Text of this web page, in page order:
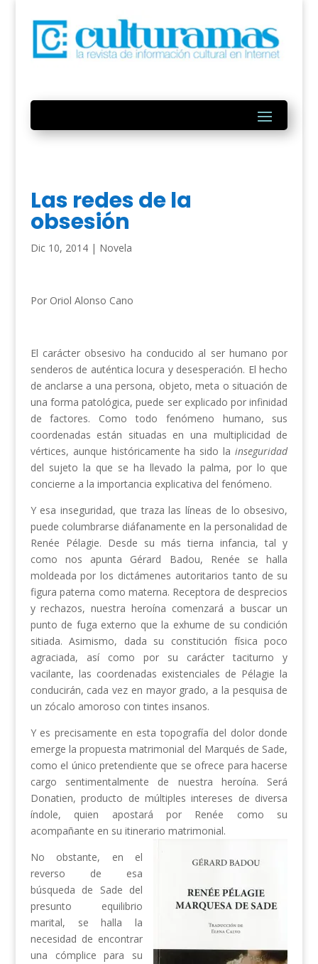
Las redes de la
obsesión
Dic 10, 2014| Novela
Por Oriol Alonso Cano
El carácter obsesivo ha conducido al ser humano por
senderos de auténtica locura y desesperación. El hecho
de anclarse a una persona, objeto, meta o situación de
una forma patológica, puede ser explicado por infinidad
de factores. Como todo fenómeno humano, sus
coordenadas están situadas en una multiplicidad de
vértices, aunque históricamente ha sido lainseguridad
del sujeto la que se ha llevado la palma, por lo que
concierne a la importancia explicativa del fenómeno.
Y esa inseguridad, que traza las líneas de lo obsesivo,
puede columbrarse diáfanamente en la personalidad de
Renée Pélagie. Desde su más tierna infancia, tal y
como nos apunta Gérard Badou, Renée se halla
moldeada por los dictámenes autoritarios tanto de su
figura paterna como materna. Receptora de desprecios
y rechazos, nuestra heroína comenzará a buscar un
punto de fuga externo que la exhume de su condición
sitiada. Asimismo, dada su constitución física poco
agraciada, así como por su carácter taciturno y
vacilante, las coordenadas existenciales de Pélagie la
conducirán, cada vez en mayor grado, a la pesquisa de
un zócalo amoroso con tintes insanos.
Y es precisamente en esta topografía del dolor donde
emerge la propuesta matrimonial del Marqués de Sade,
como el único pretendiente que se ofrece para hacerse
cargo sentimentalmente de nuestra heroína. Será
Donatien, producto de múltiples intereses de diversa
índole, quien apostará por Renée como su
acompañante en su itinerario matrimonial.
No obstante, en el
reverso de esa
búsqueda de Sade del
presunto equilibrio
marital, se halla la
necesidad de encontrar
una cómplice para su